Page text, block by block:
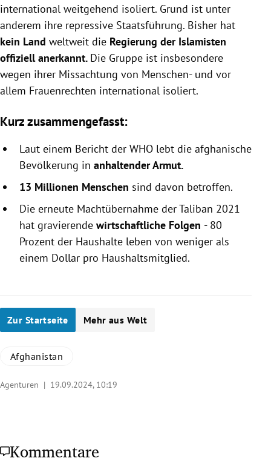
international weitgehend isoliert. Grund ist unter
anderem ihre repressive Staatsführung. Bisher hat
kein Land weltweit die Regierung der Islamisten
offiziell anerkannt. Die Gruppe ist insbesondere
wegen ihrer Missachtung von Menschen- und vor
allem Frauenrechten international isoliert.
Kurz zusammengefasst:
Laut einem Bericht der WHO lebt die afghanische
Bevölkerung in anhaltender Armut.
13 Millionen Menschen sind davon betroffen.
Die erneute Machtübernahme der Taliban 2021
hat gravierende wirtschaftliche Folgen - 80
Prozent der Haushalte leben von weniger als
einem Dollar pro Haushaltsmitglied.
Zur Startseite Mehr aus Welt
Afghanistan
Agenturen | 19.09.2024, 10:19
Kommentare